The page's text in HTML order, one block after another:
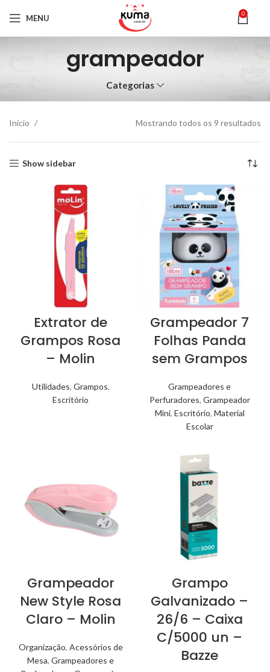
MENU 0
grampeador
Categorias
Início Mostrando todos os 9 resultados
Show sidebar
Extrator de
Grampos Rosa
– Molin
Utilidades, Grampos,
Escritório
Grampeador 7
Folhas Panda
sem Grampos
Grampeadores e
Perfuradores, Grampeador
Mini, Escritório, Material
Escolar
Grampeador
New Style Rosa
Claro – Molin
Organização, Acessórios de
Mesa, Grampeadores e
Grampo
Galvanizado –
26/6 – Caixa
C/5000 un –
Bazze